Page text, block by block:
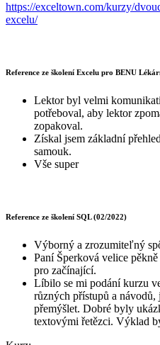
https://exceltown.com/kurzy/
excelu/
Reference ze školení Excelu pro BENU
Lektor byl velmi
potřeboval, aby lektor
zopakoval.
Získal jsem základní
samouk.
Vše super
Reference ze školení SQL (02/2022)
Výborný a zrozumiteľný
Paní Šperková velice
pro začínající.
Líbilo se mi podání kurzu
různých přístupů a
přemýšlet. Dobré byly
textovými řetězci. Výklad